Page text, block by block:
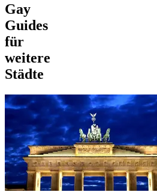
Gay
Guides
für
weitere
Städte